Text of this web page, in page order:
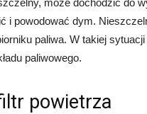
może dochodzić do
i powodować dym.
paliwa. W takiej
paliwowego.
powietrza